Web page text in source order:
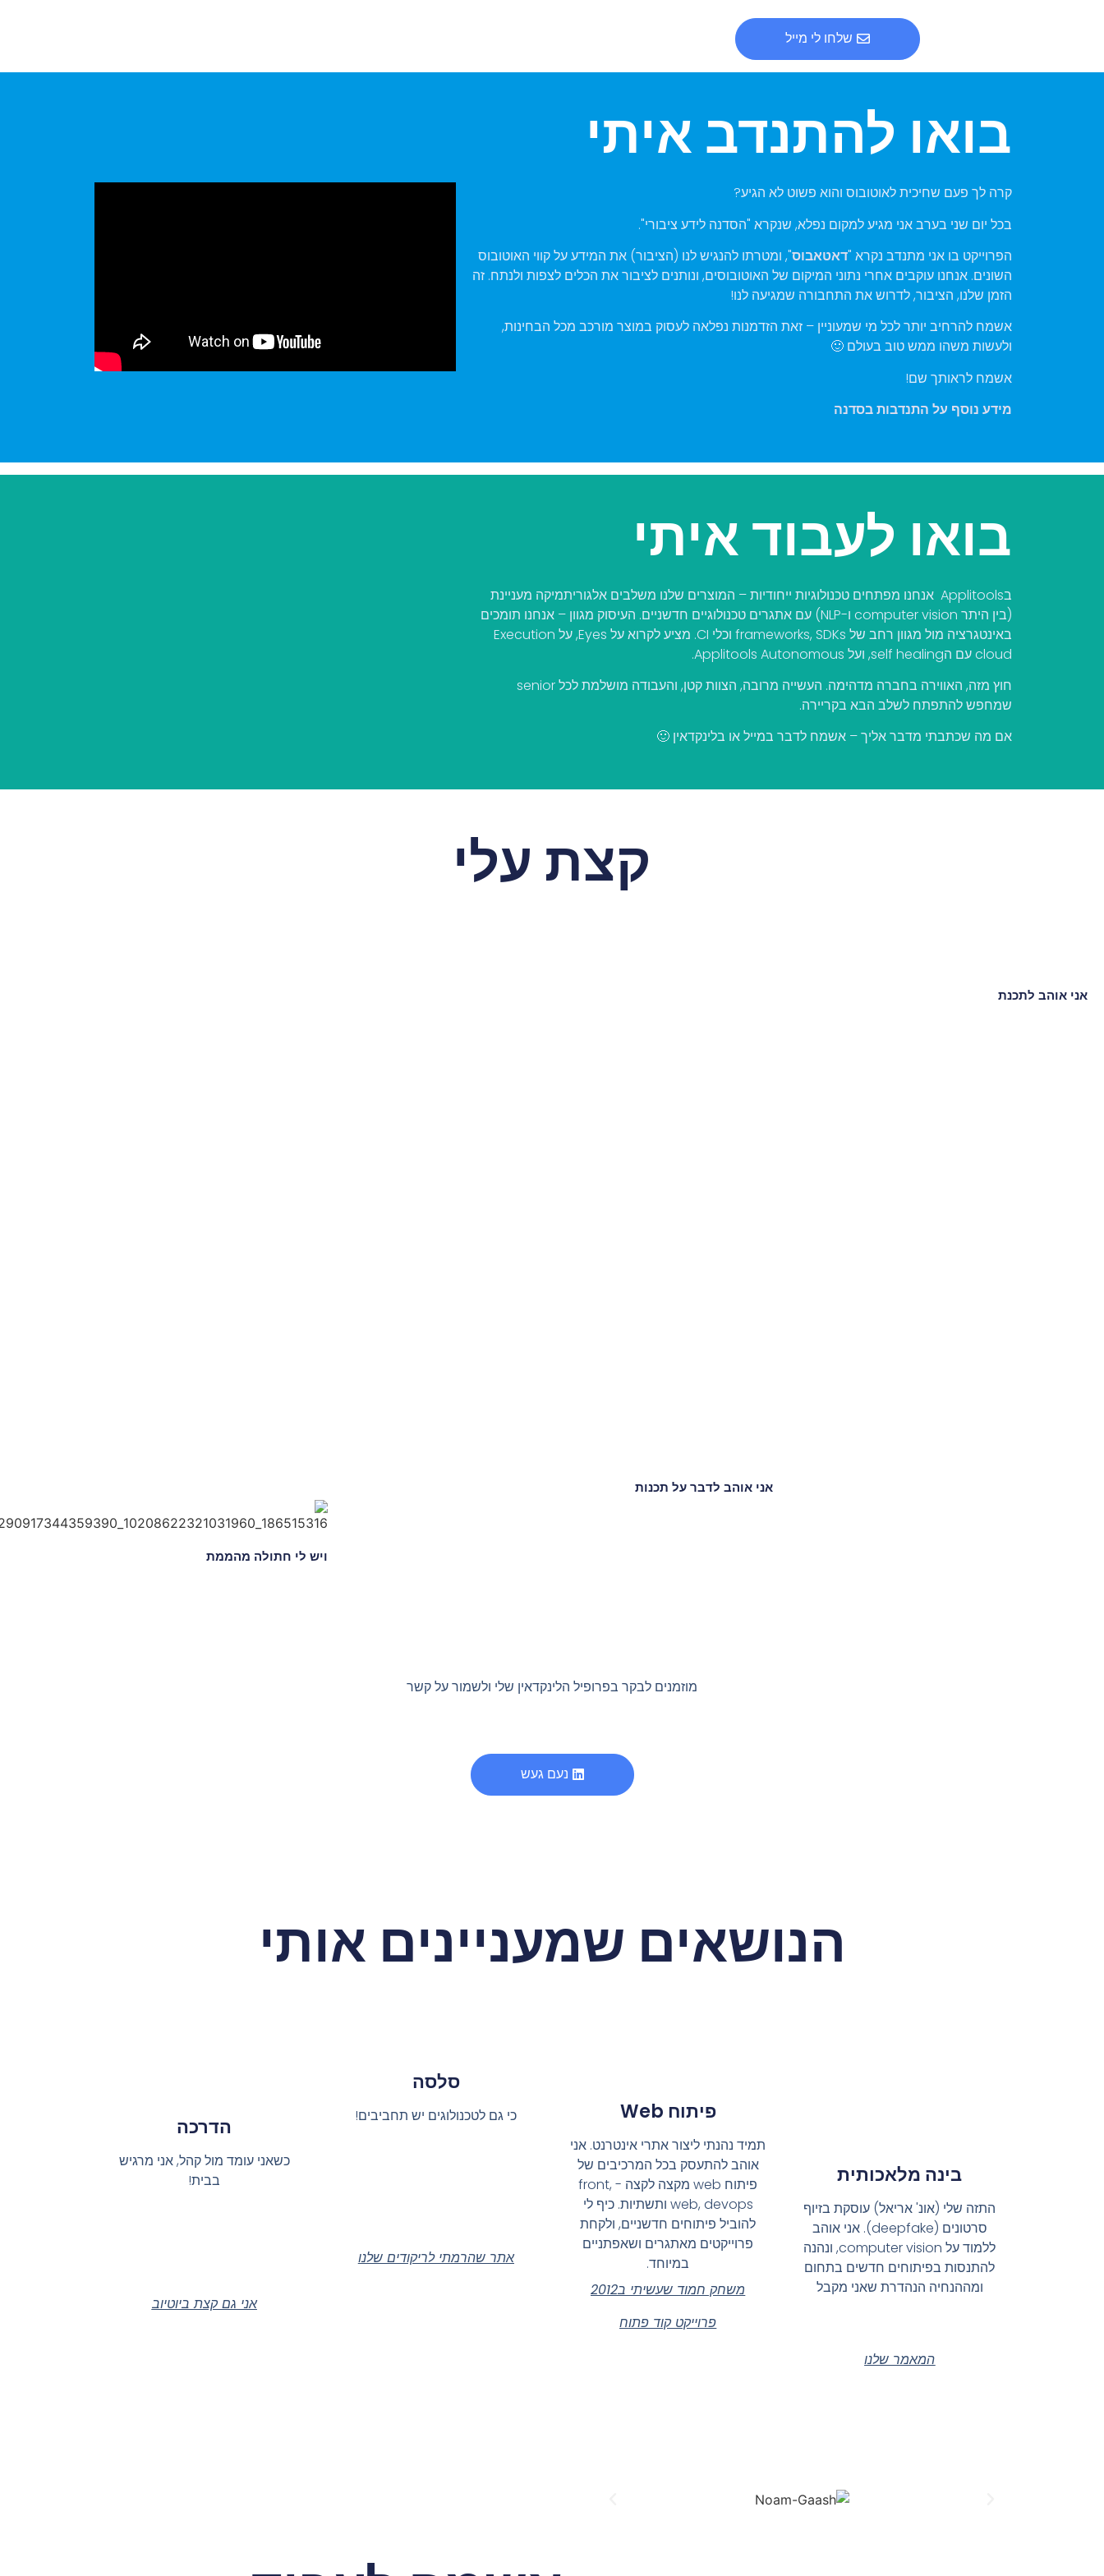
שלחו לי מייל
בואו להתנדב איתי
קרה לך פעם שחיכית לאוטובוס והוא פשוט לא הגיע?
בכל יום שני בערב אני מגיע למקום נפלא, שנקרא "הסדנה לידע ציבורי".
הפרוייקט בו אני מתנדב נקרא "דאטאבוס", ומטרתו להנגיש לנו (הציבור) את המידע על קווי האוטובוס
השונים. אנחנו עוקבים אחרי נתוני המיקום של האוטובוסים, ונותנים לציבור את הכלים לצפות ולנתח. זה
הזמן שלנו, הציבור, לדרוש את התחבורה שמגיעה לנו!
אשמח להרחיב יותר לכל מי שמעוניין – זאת הזדמנות נפלאה לעסוק במוצר מורכב מכל הבחינות,
ולעשות משהו ממש טוב בעולם 🙂
אשמח לראותך שם!
מידע נוסף על התנדבות בסדנה
בואו לעבוד איתי
בApplitools אנחנו מפתחים טכנולוגיות ייחודיות – המוצרים שלנו משלבים אלגוריתמיקה מעניינת
(בין היתר computer vision ו-NLP) עם
אתגרים טכנולוגיים חדשניים. העיסוק מגוון – אנחנו תומכים
באינטגרציה מול מגוון רחב של frameworks, SDKs וכלי CI. מציע לקרוא על Eyes, על Execution
cloud עם הself healing, ועל Applitools Autonomous.
חוץ מזה, האווירה בחברה מדהימה.
העשייה מרובה, הצוות קטן, והעבודה מושלמת לכל senior
שמחפש להתפתח לשלב הבא בקריירה.
אם מה שכתבתי מדבר אליך – אשמח לדבר במייל או בלינקדאין 🙂
קצת עלי
אני אוהב לתכנת
אני אוהב לדבר על תכנות
ויש לי חתולה מהממת
מוזמנים לבקר בפרופיל הלינקדאין שלי ולשמור על קשר
נעם געש
הנושאים שמעניינים אותי
בינה מלאכותית
התזה שלי (אונ' אריאל) עוסקת בזיוף
סרטונים (deepfake). אני אוהב
ללמוד על computer vision, ונהנה
להתנסות בפיתוחים חדשים בתחום
ומההנחיה הנהדרת שאני מקבל
המאמר שלנו
פיתוח Web
תמיד נהנתי ליצור אתרי אינטרנט. אני
אוהב להתעסק בכל המרכיבים של
פיתוח web מקצה לקצה - front,
web, devops ותשתיות. כיף לי
להוביל פיתוחים חדשניים, ולקחת
פרוייקטים מאתגרים ושאפתניים
במיוחד.
משחק חמוד שעשיתי ב2012
פרוייקט קוד פתוח
סלסה
כי גם לטכנולוגים יש תחביבים!
אתר שהרמתי לריקודים שלנו
הדרכה
כשאני עומד מול קהל, אני מרגיש
בבית!
אני גם קצת ביוטיוב